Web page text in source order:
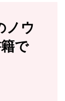
ノウ
で